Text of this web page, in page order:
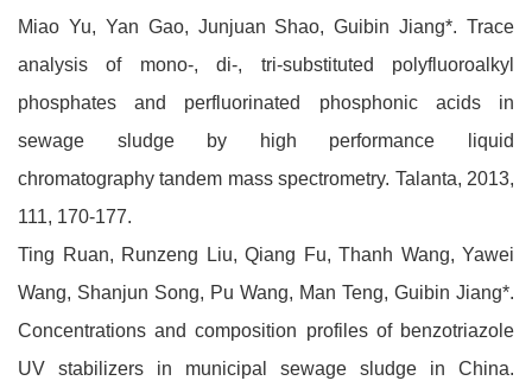
Miao Yu, Yan Gao, Junjuan Shao, Guibin Jiang*. Trace
analysis of mono-, di-, tri-substituted polyfluoroalkyl
phosphates and perfluorinated phosphonic acids in
sewage sludge by high performance liquid
chromatography tandem mass spectrometry. Talanta, 2013,
111, 170-177.
Ting Ruan, Runzeng Liu, Qiang Fu, Thanh Wang, Yawei
Wang, Shanjun Song, Pu Wang, Man Teng, Guibin Jiang*.
Concentrations and composition profiles of benzotriazole
UV stabilizers in municipal sewage sludge in China.